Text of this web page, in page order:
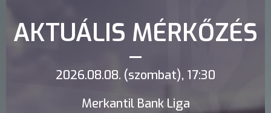
AKTUÁLIS MÉRKŐZÉS
2026.08.08. (szombat), 17:30
Merkantil Bank Liga